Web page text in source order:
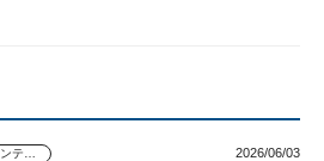
2026/06/03